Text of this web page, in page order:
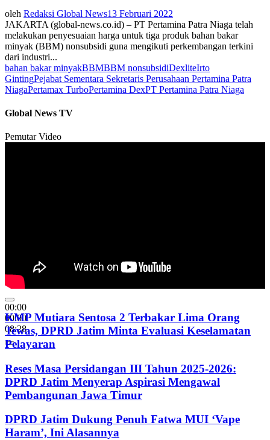
oleh Redaksi Global News13 Februari 2022
JAKARTA (global-news.co.id) – PT Pertamina Patra Niaga telah
melakukan penyesuaian harga untuk tiga produk bahan bakar
minyak (BBM) nonsubsidi guna mengikuti perkembangan terkini
dari industri...
bahan bakar minyakBBMBBM nonsubsidiDexliteIrto
GintingPejabat Sementara Sekretaris Perusahaan Pertamina Patra
NiagaPertamax TurboPertamina DexPT Pertamina Patra Niaga
Global News TV
Pemutar Video
00:00
00:00
08:28
KMP Mutiara Sentosa 2 Terbakar Lima Orang
Tewas, DPRD Jatim Minta Evaluasi Keselamatan
Pelayaran
Reses Masa Persidangan III Tahun 2025-2026:
DPRD Jatim Menyerap Aspirasi Mengawal
Pembangunan Jawa Timur
DPRD Jatim Dukung Penuh Fatwa MUI ‘Vape
Haram’, Ini Alasannya